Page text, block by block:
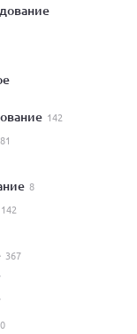
142
81
8
142
367